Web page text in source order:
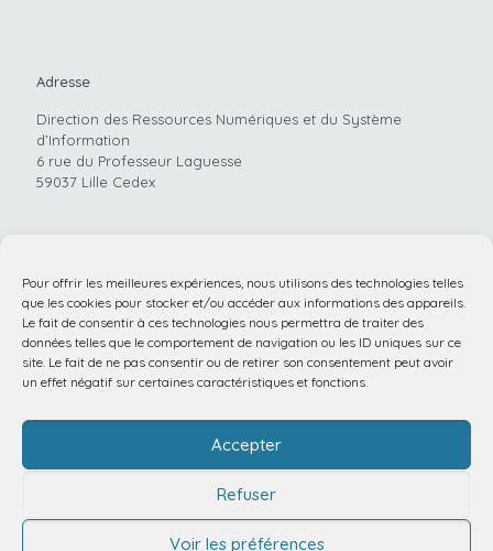
Pour offrir les meilleures expériences, nous utilisons des technologies telles
que les cookies pour stocker et/ou accéder aux informations des appareils.
Le fait de consentir à ces technologies nous permettra de traiter des
données telles que le comportement de navigation ou les ID uniques sur ce
site. Le fait de ne pas consentir ou de retirer son consentement peut avoir
un effet négatif sur certaines caractéristiques et fonctions.
Accepter
Refuser
Voir les préférences
Adresse
Direction des Ressources Numériques et du Système
d’Information
6 rue du Professeur Laguesse
59037 Lille Cedex
Téléphone
03.20.44.59.62